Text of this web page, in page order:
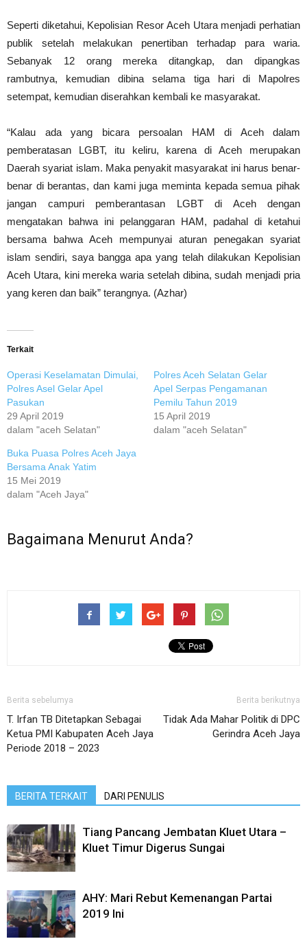
Seperti diketahui, Kepolisian Resor Aceh Utara menjadi perhatian
publik setelah melakukan penertiban terhadap para waria.
Sebanyak 12 orang mereka ditangkap, dan dipangkas
rambutnya, kemudian dibina selama tiga hari di Mapolres
setempat, kemudian diserahkan kembali ke masyarakat.
“Kalau ada yang bicara persoalan HAM di Aceh dalam
pemberatasan LGBT, itu keliru, karena di Aceh merupakan
Daerah syariat islam. Maka penyakit masyarakat ini harus benar-
benar di berantas, dan kami juga meminta kepada semua pihak
jangan campuri pemberantasan LGBT di Aceh dengan
mengatakan bahwa ini pelanggaran HAM, padahal di ketahui
bersama bahwa Aceh mempunyai aturan penegakan syariat
islam sendiri, saya bangga apa yang telah dilakukan Kepolisian
Aceh Utara, kini mereka waria setelah dibina, sudah menjadi pria
yang keren dan baik” terangnya. (Azhar)
Terkait
Operasi Keselamatan Dimulai,
Polres Asel Gelar Apel
Pasukan
29 April 2019
dalam "aceh Selatan"
Polres Aceh Selatan Gelar
Apel Serpas Pengamanan
Pemilu Tahun 2019
15 April 2019
dalam "aceh Selatan"
Buka Puasa Polres Aceh Jaya
Bersama Anak Yatim
15 Mei 2019
dalam "Aceh Jaya"
Bagaimana Menurut Anda?
Berita sebelumya
T. Irfan TB Ditetapkan Sebagai
Ketua PMI Kabupaten Aceh Jaya
Periode 2018 – 2023
Berita berikutnya
Tidak Ada Mahar Politik di DPC
Gerindra Aceh Jaya
BERITA TERKAIT DARI PENULIS
Tiang Pancang Jembatan Kluet Utara –
Kluet Timur Digerus Sungai
AHY: Mari Rebut Kemenangan Partai
2019 Ini